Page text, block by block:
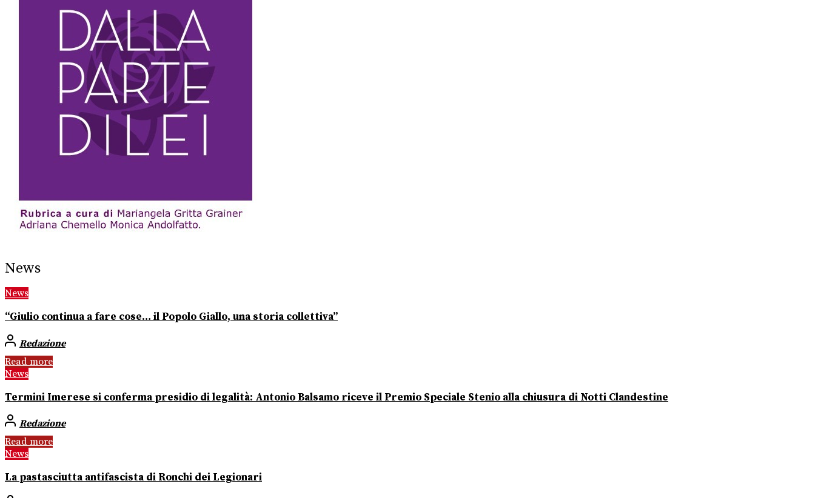
News
News
“Giulio continua a fare cose… il Popolo Giallo, una storia collettiva”
Redazione
Read more
News
Termini Imerese si conferma presidio di legalità: Antonio Balsamo riceve il Premio Speciale Stenio alla chiusura di Notti Clandestine
Redazione
Read more
News
La pastasciutta antifascista di Ronchi dei Legionari